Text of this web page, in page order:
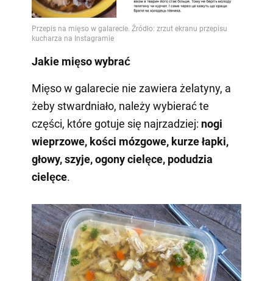
Jakie mięso wybrać
Mięso w galarecie nie zawiera żelatyny, a
żeby stwardniało, należy wybierać te
części, które gotuje się najrzadziej: nogi
wieprzowe, kości mózgowe, kurze łapki,
głowy, szyje, ogony cielęce, podudzia
cielęce.